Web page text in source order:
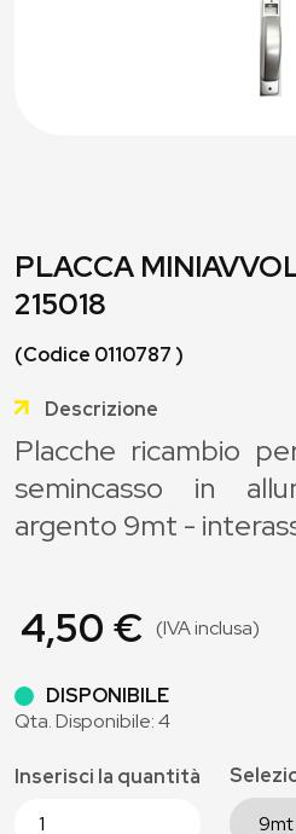
PLACCA
215018
(Codice 0110787 )
Descrizione
Placche ricambio
semincasso in
argento 9mt -
4,50 € (IVA inclusa)
DISPONIBILE
Qta. Disponibile: 4
Inserisci la quantità